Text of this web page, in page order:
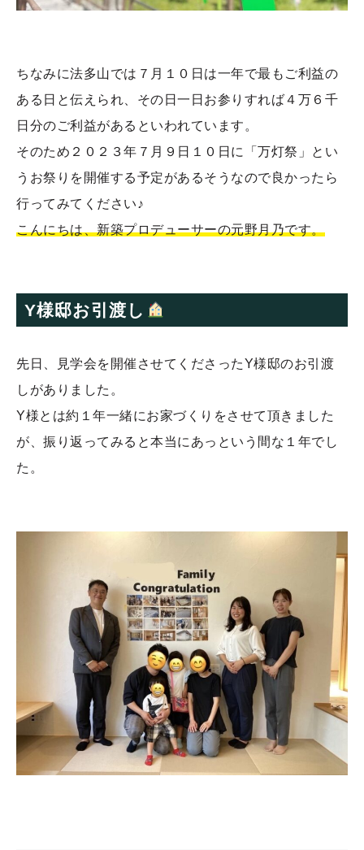
ちなみに法多山では７月１０日は一年で最もご利益の
ある日と伝えられ、その日一日お参りすれば４万６千
日分のご利益があるといわれています。
そのため２０２３年７月９日１０日に「万灯祭」とい
うお祭りを開催する予定があるそうなので良かったら
行ってみてください♪
こんにちは、新築プロデューサーの元野月乃です。
Y様邸お引渡し
先日、見学会を開催させてくださったY様邸のお引渡
しがありました。
Y様とは約１年一緒にお家づくりをさせて頂きました
が、振り返ってみると本当にあっという間な１年でし
た。